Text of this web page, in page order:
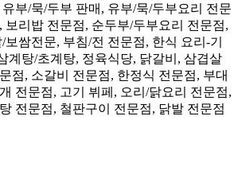
부/묵/두부 판매, 유부/묵/두부요리 전문
보리밥 전문점, 순두부/두부요리 전문점,
쌈전문, 부침/전 전문점, 한식 요리-기
계탕/초계탕, 정육식당, 닭갈비, 삼겹살
점, 소갈비 전문점, 한정식 전문점, 부대
전문점, 고기 뷔페, 오리/닭요리 전문점,
전문점, 철판구이 전문점, 닭발 전문점